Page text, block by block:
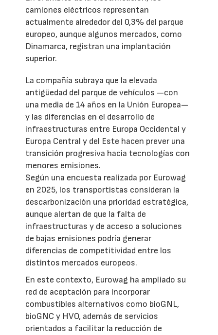
camiones eléctricos representan
actualmente alrededor del 0,3% del parque
europeo, aunque algunos mercados, como
Dinamarca, registran una implantación
superior.
La compañía subraya que la elevada
antigüedad del parque de vehículos —con
una media de 14 años en la Unión Europea—
y las diferencias en el desarrollo de
infraestructuras entre Europa Occidental y
Europa Central y del Este hacen prever una
transición progresiva hacia tecnologías con
menores emisiones.
Según una encuesta realizada por Eurowag
en 2025, los transportistas consideran la
descarbonización una prioridad estratégica,
aunque alertan de que la falta de
infraestructuras y de acceso a soluciones
de bajas emisiones podría generar
diferencias de competitividad entre los
distintos mercados europeos.
En este contexto, Eurowag ha ampliado su
red de aceptación para incorporar
combustibles alternativos como bioGNL,
bioGNC y HVO, además de servicios
orientados a facilitar la reducción de